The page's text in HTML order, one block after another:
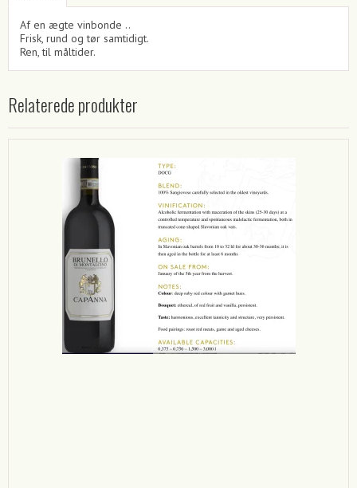
Af en ægte vinbonde ..
Frisk, rund og tør samtidigt.
Ren, til måltider.
Relaterede produkter